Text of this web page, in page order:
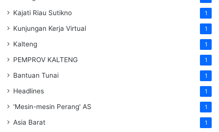
Kajati Riau Sutikno 1
Kunjungan Kerja Virtual 1
Kalteng 1
PEMPROV KALTENG 1
Bantuan Tunai 1
Headlines 1
'Mesin-mesin Perang' AS 1
Asia Barat 1